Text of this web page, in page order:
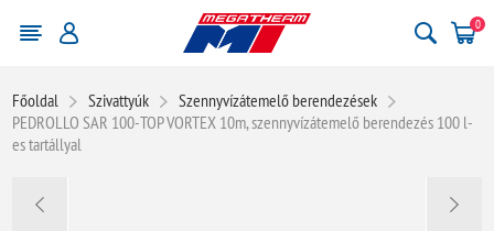
0
Főoldal Szivattyúk
Szennyvízátemelő berendezések
PEDROLLO SAR 100-TOP VORTEX 10m, szennyvízátemelő berendezés 100 l-
es tartállyal